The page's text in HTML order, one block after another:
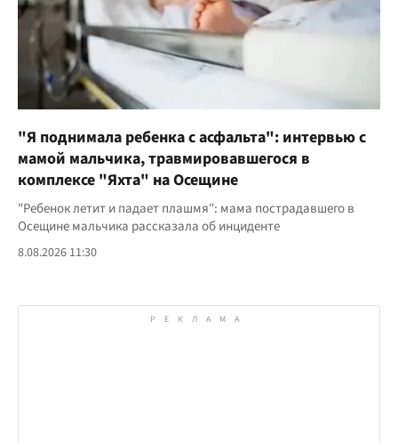
"Я поднимала ребенка с асфальта": интервью с
мамой мальчика, травмировавшегося в
комплексе "Яхта" на Осещине
"Ребенок летит и падает плашмя": мама пострадавшего в
Осещине мальчика рассказала об инциденте
8.08.2026 11:30